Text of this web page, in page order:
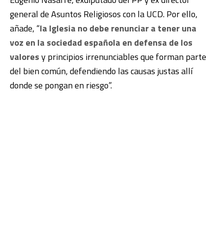
general de Asuntos Religiosos con la UCD. Por ello,
añade, “la Iglesia no debe renunciar a tener una
voz en la sociedad española en defensa de los
valoresy principios irrenunciables que forman parte
del bien común, defendiendo las causas justas allí
donde se pongan en riesgo”.